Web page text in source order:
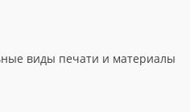
виды печати и материалы